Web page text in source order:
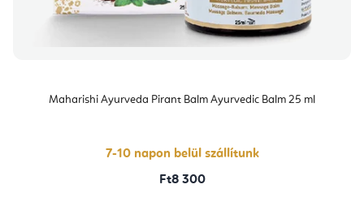
Maharishi Ayurveda Pirant Balm Ayurvedic Balm 25 ml
7-10 napon belül szállítunk
Ft8 300